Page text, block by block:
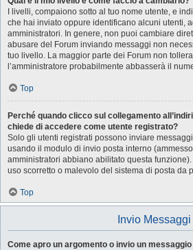
I livelli, compaiono sotto al tuo nome utente, e
che hai inviato oppure identificano alcuni utenti,
amministratori. In genere, non puoi cambiare
abusare del Forum inviando messaggi non
tuo livello. La maggior parte dei Forum non
l’amministratore probabilmente abbasserà il
Top
Perché quando clicco sul collegamento
chiede di accedere come utente registrato?
Solo gli utenti registrati possono inviare
usando il modulo di invio posta interno
amministratori abbiano abilitato questa
uso scorretto o malevolo del sistema di posta da
Top
Invio Messaggi
Come apro un argomento o invio un